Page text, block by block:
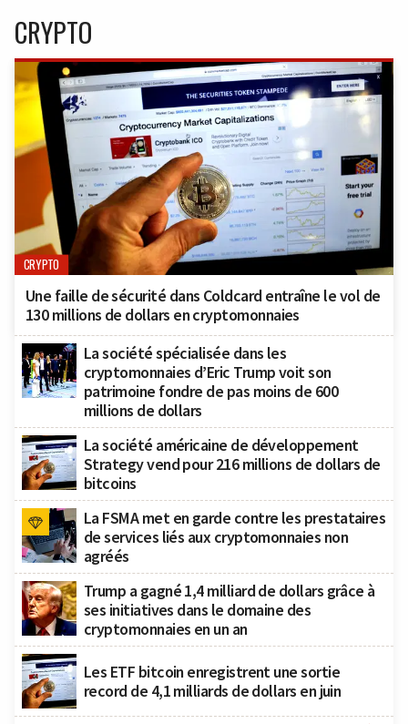
CRYPTO
CRYPTO
Une faille de sécurité dans Coldcard entraîne le vol de
130 millions de dollars en cryptomonnaies
La société spécialisée dans les
cryptomonnaies d’Eric Trump voit son
patrimoine fondre de pas moins de 600
millions de dollars
La société américaine de développement
Strategy vend pour 216 millions de dollars de
bitcoins
La FSMA met en garde contre les prestataires
de services liés aux cryptomonnaies non
agréés
Trump a gagné 1,4 milliard de dollars grâce à
ses initiatives dans le domaine des
cryptomonnaies en un an
Les ETF bitcoin enregistrent une sortie
record de 4,1 milliards de dollars en juin